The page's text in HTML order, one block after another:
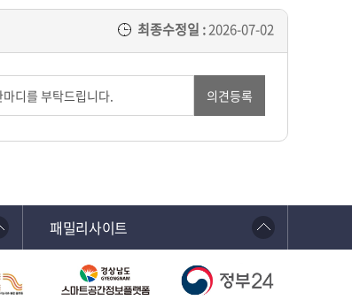
최종수정일 :2026-07-02
의견등록
패밀리사이트